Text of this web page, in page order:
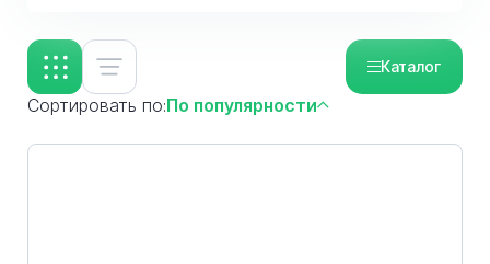
Каталог
Сортировать по:По популярности